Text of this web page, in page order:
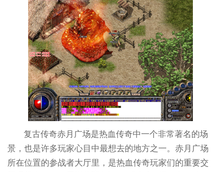
复古传奇赤月广场是热血传奇中一个非常著名的场
景，也是许多玩家心目中最想去的地方之一。赤月广场
所在位置的参战者大厅里，是热血传奇玩家们的重要交